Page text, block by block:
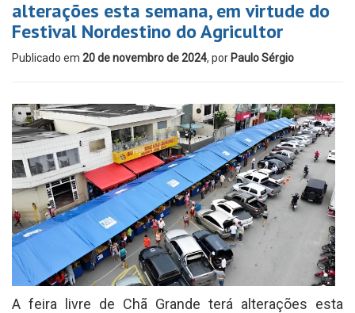
alterações esta semana, em virtude do
Festival Nordestino do Agricultor
Publicado em 20 de novembro de 2024, por Paulo Sérgio
A feira livre de Chã Grande terá alterações esta